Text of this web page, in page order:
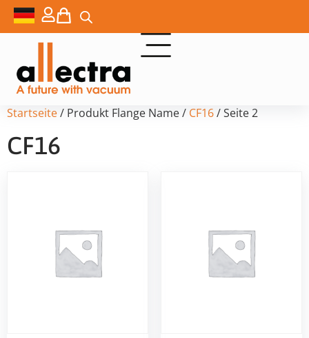
Startseite/ Produkt Flange Name / CF16/ Seite 2
CF16